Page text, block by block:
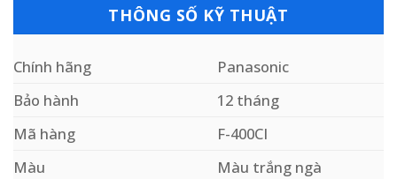
THÔNG SỐ KỸ THUẬT
Chính hãng
Panasonic
Bảo hành
12 tháng
Mã hàng
F-400CI
Màu
Màu trắng ngà